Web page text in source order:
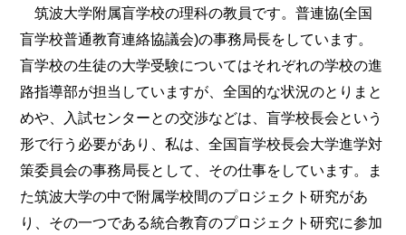
筑波大学附属盲学校の理科の教員です。普連協(全国
盲学校普通教育連絡協議会)の事務局長をしています。
盲学校の生徒の大学受験についてはそれぞれの学校の進
路指導部が担当していますが、全国的な状況のとりまと
めや、入試センターとの交渉などは、盲学校長会という
形で行う必要があり、私は、全国盲学校長会大学進学対
策委員会の事務局長として、その仕事をしています。ま
た筑波大学の中で附属学校間のプロジェクト研究があ
り、その一つである統合教育のプロジェクト研究に参加